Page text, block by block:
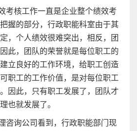
考核工作一直是企业整个绩效考
握的部分，行政职能科室由于其
，个人绩效很难突出，相反，团
此，团队的荣誉就是每位职工的
立良好的工作环境，给职工创造
职工的工作价值，是对每位职工
因此，只有职工发展了，团队才
也就发展了。
咨询公司看到，行政职能部门现